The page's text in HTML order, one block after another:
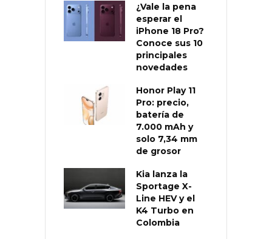
¿Vale la pena
esperar el
iPhone 18 Pro?
Conoce sus 10
principales
novedades
Honor Play 11
Pro: precio,
batería de
7.000 mAh y
solo 7,34 mm
de grosor
Kia lanza la
Sportage X-
Line HEV y el
K4 Turbo en
Colombia